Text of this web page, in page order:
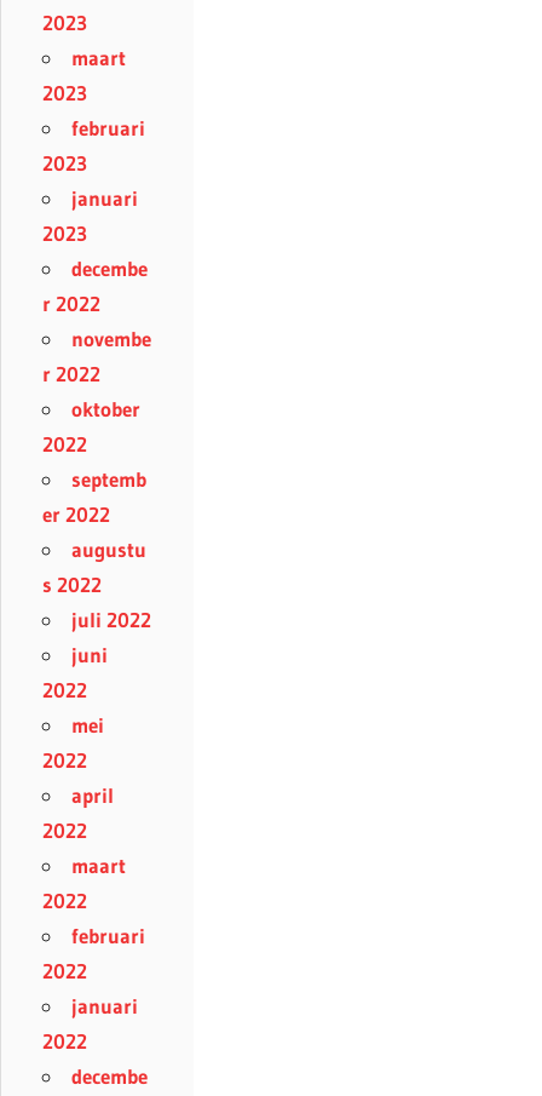
2023
maart
2023
februari
2023
januari
2023
decembe
r 2022
novembe
r 2022
oktober
2022
septemb
er 2022
augustu
s 2022
juli 2022
juni
2022
mei
2022
april
2022
maart
2022
februari
2022
januari
2022
decembe